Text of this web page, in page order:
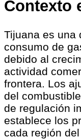
Contexto
Tijuana es una
consumo de
debido al
actividad
frontera. Los
del
de regulación
establece los
cada región